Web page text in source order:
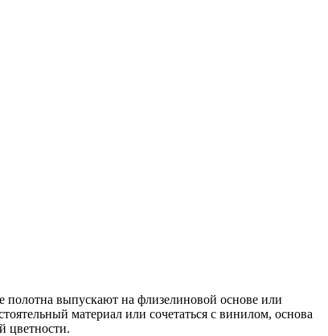
полотна выпускают на флизелиновой основе или
материал или сочетаться с винилом, основа
цветности.